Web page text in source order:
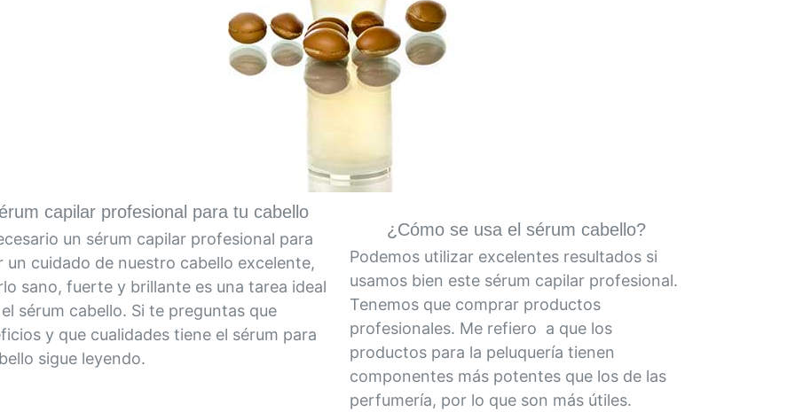
capilar profesional para tu cabello
un sérum capilar profesional para
un cuidado de nuestro cabello excelente,
sano, fuerte y brillante es una tarea ideal
sérum cabello. Si te preguntas que
y que cualidades tiene el sérum para
sigue leyendo.
¿Cómo se usa el sérum cabello?
Podemos utilizar excelentes resultados si
usamos bien este sérum capilar profesional.
Tenemos que comprar productos
profesionales. Me refiero a que los
productos para la peluquería tienen
componentes más potentes que los de las
perfumería, por lo que son más útiles.